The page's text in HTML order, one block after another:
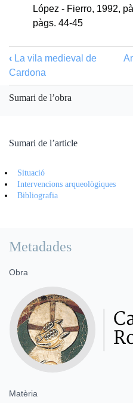
López - Fierro, 1992,
pàgs. 44-45
‹ La vila medieval de
Cardona
Sumari de l’obra
Sumari de l’article
Situació
Intervencions arqueològiques
Bibliografia
Metadades
Obra
Matèria